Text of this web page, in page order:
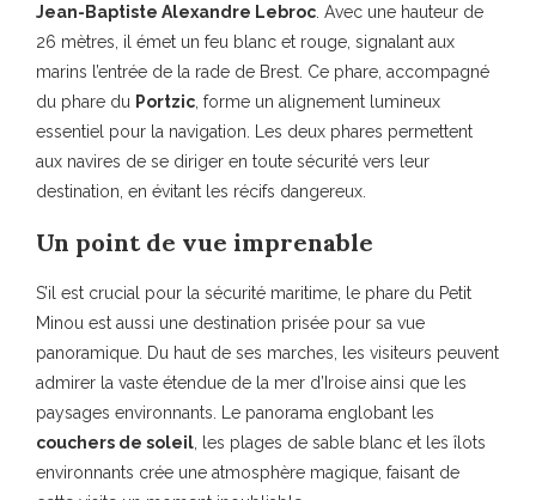
Jean-Baptiste Alexandre Lebroc . Avec une hauteur de
26 mètres, il émet un feu blanc et rouge, signalant aux
marins l’entrée de la rade de Brest. Ce phare, accompagné
du phare du Portzic , forme un alignement lumineux
essentiel pour la navigation. Les deux phares permettent
aux navires de se diriger en toute sécurité vers leur
destination, en évitant les récifs dangereux.
Un point de vue imprenable
S’il est crucial pour la sécurité maritime, le phare du Petit
Minou est aussi une destination prisée pour sa vue
panoramique. Du haut de ses marches, les visiteurs peuvent
admirer la vaste étendue de la mer d’Iroise ainsi que les
paysages environnants. Le panorama englobant les
couchers de soleil , les plages de sable blanc et les îlots
environnants crée une atmosphère magique, faisant de